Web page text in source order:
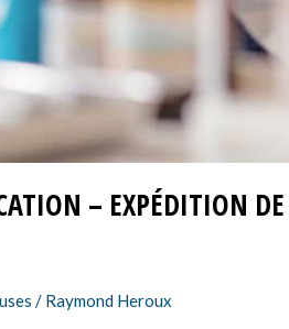
– EXPÉDITION
/ Raymond Heroux